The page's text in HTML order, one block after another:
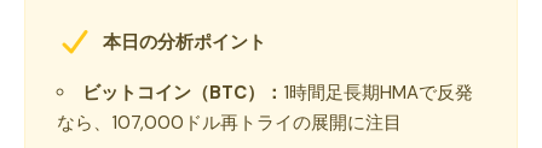
本日の分析ポイント
ビットコイン（BTC）： 1時間足長期HMAで反発
なら、107,000ドル再トライの展開に注目